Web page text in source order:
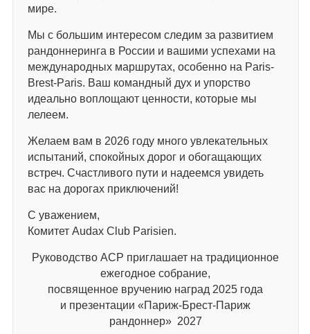
мире.
Мы с большим интересом следим за развитием
рандоннеринга в России и вашими успехами на
международных маршрутах, особенно на Paris-
Brest-Paris. Ваш командный дух и упорство
идеально воплощают ценности, которые мы
лелеем.
Желаем вам в 2026 году много увлекательных
испытаний, спокойных дорог и обогащающих
встреч. Счастливого пути и надеемся увидеть
вас на дорогах приключений!
С уважением,
Комитет Audax Club Parisien.
Руководство АСР приглашает на традиционное
ежегодное собрание,
посвященное вручению наград 2025 года
и презентации «Париж-Брест-Париж
рандоннер» 2027